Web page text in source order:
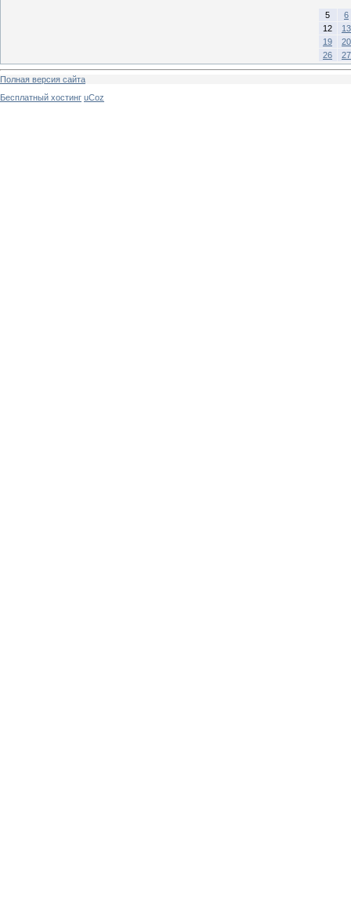
5
6
12
13
19
20
26
27
Полная версия сайта
Бесплатный хостинг uCoz